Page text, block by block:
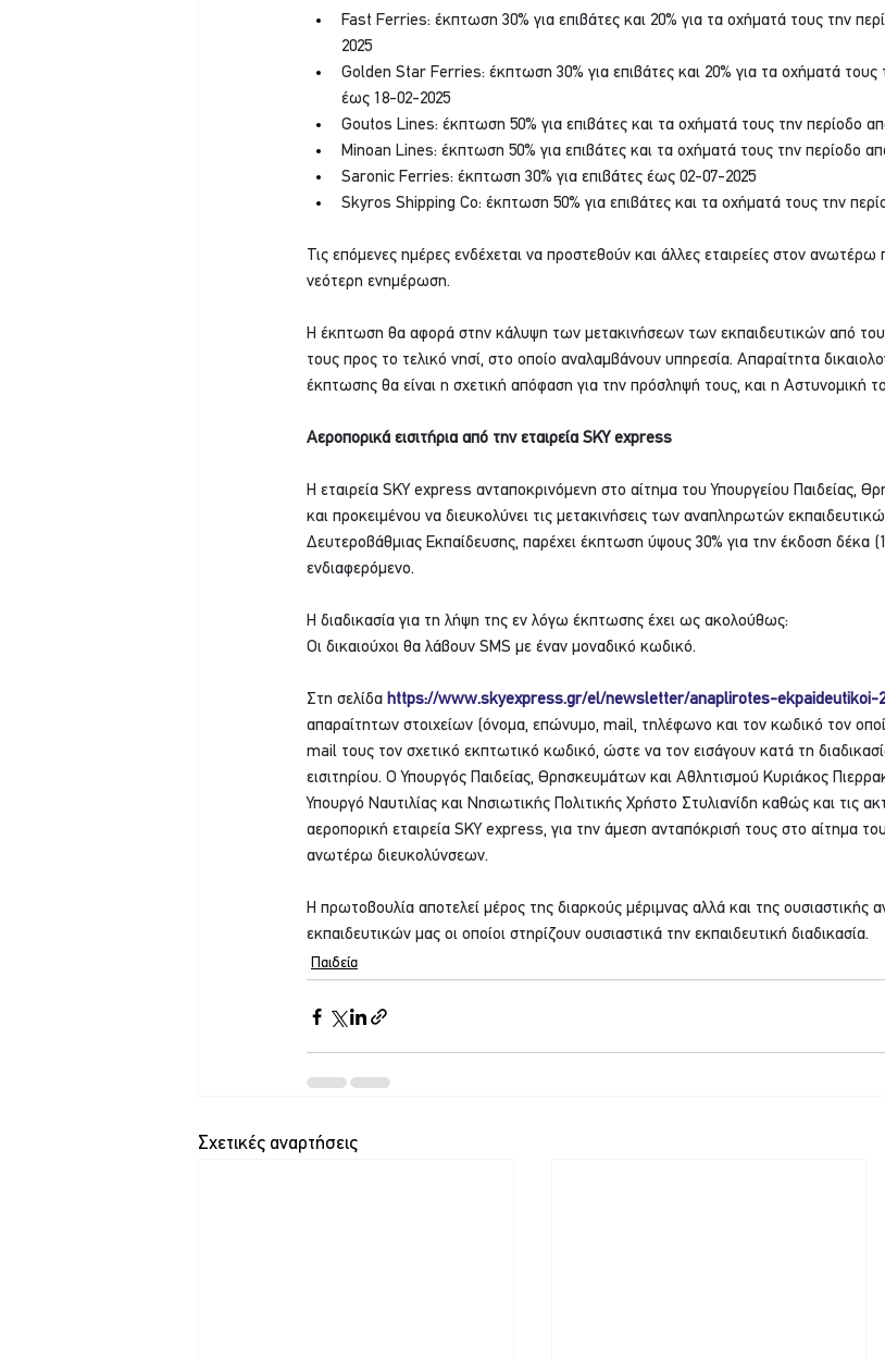
Fast Ferries: έκπτωση 30% για επιβάτες και 20% για τα οχήματά τους την
2025
Golden Star Ferries: έκπτωση 30% για επιβάτες και 20% για τα οχήματά
έως 18-02-2025
Goutos Lines: έκπτωση 50% για επιβάτες και τα οχήματά τους την περίοδο
Minoan Lines: έκπτωση 50% για επιβάτες και τα οχήματά τους την περίοδο
Saronic Ferries: έκπτωση 30% για επιβάτες έως 02-07-2025
Skyros Shipping Co: έκπτωση 50% για επιβάτες και τα οχήματά τους την
Τις επόμενες ημέρες ενδέχεται να προστεθούν και άλλες εταιρείες στον ανωτέρω
νεότερη ενημέρωση.
Η έκπτωση θα αφορά στην κάλυψη των μετακινήσεων των εκπαιδευτικών από
τους προς το τελικό νησί, στο οποίο αναλαμβάνουν υπηρεσία. Απαραίτητα
έκπτωσης θα είναι η σχετική απόφαση για την πρόσληψή τους, και η Αστυνομική
Αεροπορικά εισιτήρια από την εταιρεία SKY express
H εταιρεία SKY express ανταποκρινόμενη στο αίτημα του Υπουργείου Παιδείας,
και προκειμένου να διευκολύνει τις μετακινήσεις των αναπληρωτών
Δευτεροβάθμιας Εκπαίδευσης, παρέχει έκπτωση ύψους 30% για την έκδοση δέκα
ενδιαφερόμενο.
Η διαδικασία για τη λήψη της εν λόγω έκπτωσης έχει ως ακολούθως:
Οι δικαιούχοι θα λάβουν SMS με έναν μοναδικό κωδικό.
Στη σελίδα https://www.skyexpress.gr/el/newsletter/anaplirotes-ekpaideutikoi-
απαραίτητων στοιχείων (όνομα, επώνυμο, mail, τηλέφωνο και τον κωδικό τον
mail τους τον σχετικό εκπτωτικό κωδικό, ώστε να τον εισάγουν κατά τη
εισιτηρίου. Ο Υπουργός Παιδείας, Θρησκευμάτων και Αθλητισμού Κυριάκος
Υπουργό Ναυτιλίας και Νησιωτικής Πολιτικής Χρήστο Στυλιανίδη καθώς και τις
αεροπορική εταιρεία SΚΥ express, για την άμεση ανταπόκρισή τους στο αίτημα
ανωτέρω διευκολύνσεων.
Η πρωτοβουλία αποτελεί μέρος της διαρκούς μέριμνας αλλά και της ουσιαστικής
εκπαιδευτικών μας οι οποίοι στηρίζουν ουσιαστικά την εκπαιδευτική διαδικασία.
Παιδεία
Σχετικές αναρτήσεις